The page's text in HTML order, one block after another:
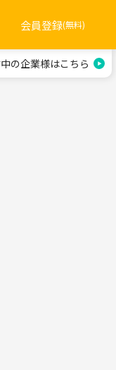
会員登録(無料)
の企業様はこちら